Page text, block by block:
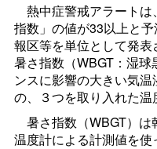
熱中症警戒アラートは
指数」の値が33以上と
報区等を単位として発表
暑さ指数（WBGT：湿
ンスに影響の大きい気温
の、３つを取り入れた温
暑さ指数（WBGT）は
温度計による計測値を使